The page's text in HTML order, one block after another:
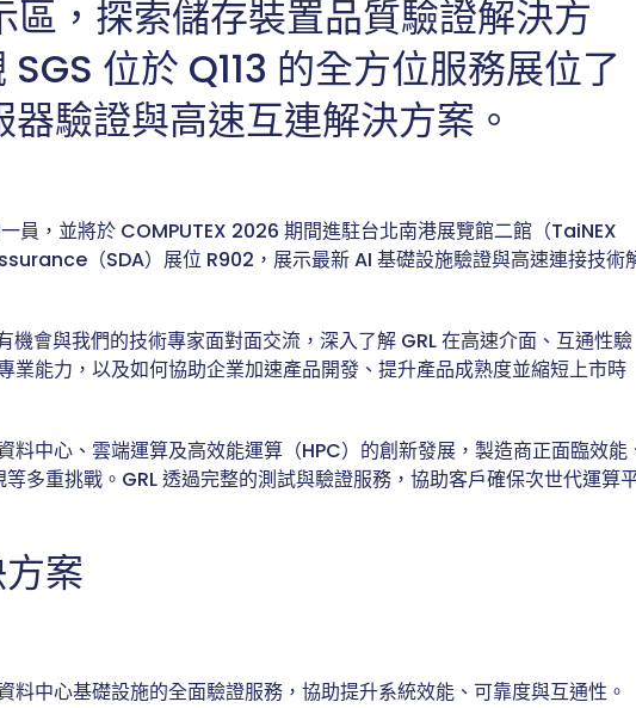
區，探索儲存裝置品質驗證解決方
位於 Q113 的全方位服務展位了
器驗證與高速互連解決方案。
員，並將於 COMPUTEX 2026 期間進駐台北南港展覽館二館（TaiNEX
（SDA）展位 R902，展示最新 AI 基礎設施驗證與高速連接技術
機會與我們的技術專家面對面交流，深入了解 GRL 在高速介面、互通性驗
業能力，以及如何協助企業加速產品開發、提升產品成熟度並縮短上市時
料中心、雲端運算及高效能運算（HPC）的創新發展，製造商正面臨效能
多重挑戰。GRL 透過完整的測試與驗證服務，協助客戶確保次世代運算
案
料中心基礎設施的全面驗證服務，協助提升系統效能、可靠度與互通性。